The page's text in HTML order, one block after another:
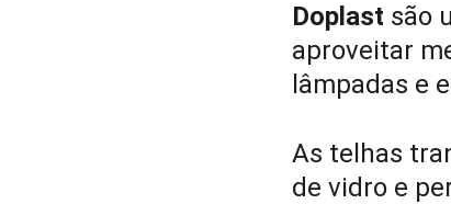
Doplast são
aproveitar
lâmpadas e
As telhas
de vidro e